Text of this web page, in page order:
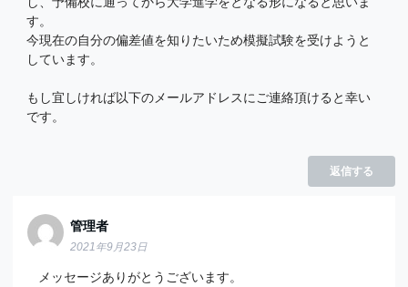
す。
今現在の自分の偏差値を知りたいため模擬試験を受けようと
しています。
もし宜しければ以下のメールアドレスにご連絡頂けると幸い
です。
返信する
管理者
2021年9月23日
メッセージありがとうございます。